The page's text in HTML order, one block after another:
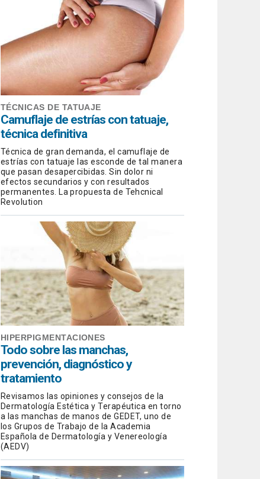
TÉCNICAS DE TATUAJE
Camuflaje de estrías con tatuaje,
técnica definitiva
Técnica de gran demanda, el camuflaje de
estrías con tatuaje las esconde de tal manera
que pasan desapercibidas. Sin dolor ni
efectos secundarios y con resultados
permanentes. La propuesta de Tehcnical
Revolution
HIPERPIGMENTACIONES
Todo sobre las manchas,
prevención, diagnóstico y
tratamiento
Revisamos las opiniones y consejos de la
Dermatología Estética y Terapéutica en torno
a las manchas de manos de GEDET, uno de
los Grupos de Trabajo de la Academia
Española de Dermatología y Venereología
(AEDV)